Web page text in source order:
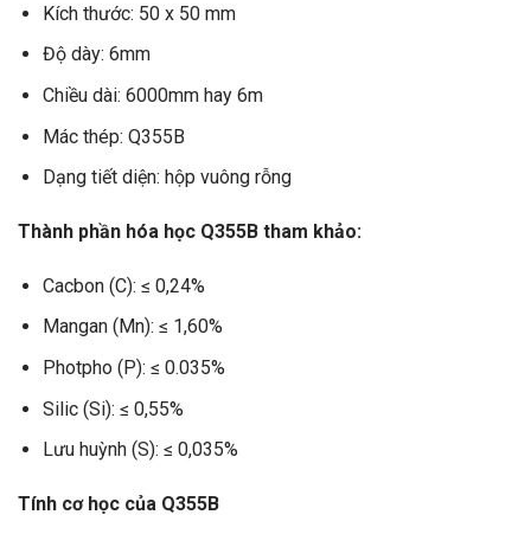
Kích thước: 50 x 50 mm
Độ dày: 6mm
Chiều dài: 6000mm hay 6m
Mác thép: Q355B
Dạng tiết diện: hộp vuông rỗng
Thành phần hóa học Q355B tham khảo:
Cacbon (C): ≤ 0,24%
Mangan (Mn): ≤ 1,60%
Photpho (P): ≤ 0.035%
Silic (Si): ≤ 0,55%
Lưu huỳnh (S): ≤ 0,035%
Tính cơ học của Q355B